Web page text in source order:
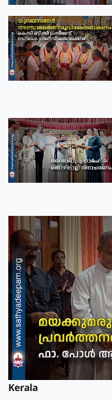
Kerala